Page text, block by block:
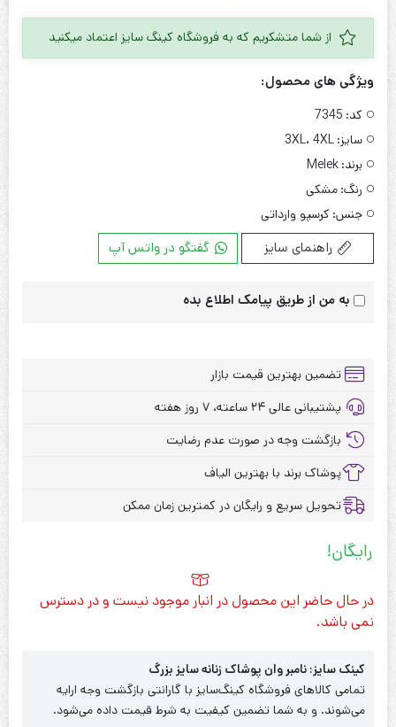
از شما متشکریم که به فروشگاه کینگ سایز اعتماد میکنید
ویژگی های محصول:
کد: 7345
سایز: 3XL، 4XL
برند: Melek
رنگ: مشکی
جنس: کرسپو وارداتی
راهنمای سایز گفتگو در واتس آپ
به من از طریق پیامک اطلاع بده
تضمین بهترین قیمت بازار
پشتیبانی عالی ۲۴ ساعته، ۷ روز هفته
بازگشت وجه در صورت عدم رضایت
پوشاک برند با بهترین الیاف
تحویل سریع و رایگان در کمترین زمان ممکن
رایگان!
در حال حاضر این محصول در انبار موجود نیست و در دسترس
نمی باشد.
کینک سایز: نامبر وان پوشاک زنانه سایز بزرگ
تمامی کالاهای فروشگاه کینگ‌سایز با گارانتی بازگشت وجه ارایه
می‌شوند. و به شما تضمین کیفیت به شرط قیمت داده می‌شود.